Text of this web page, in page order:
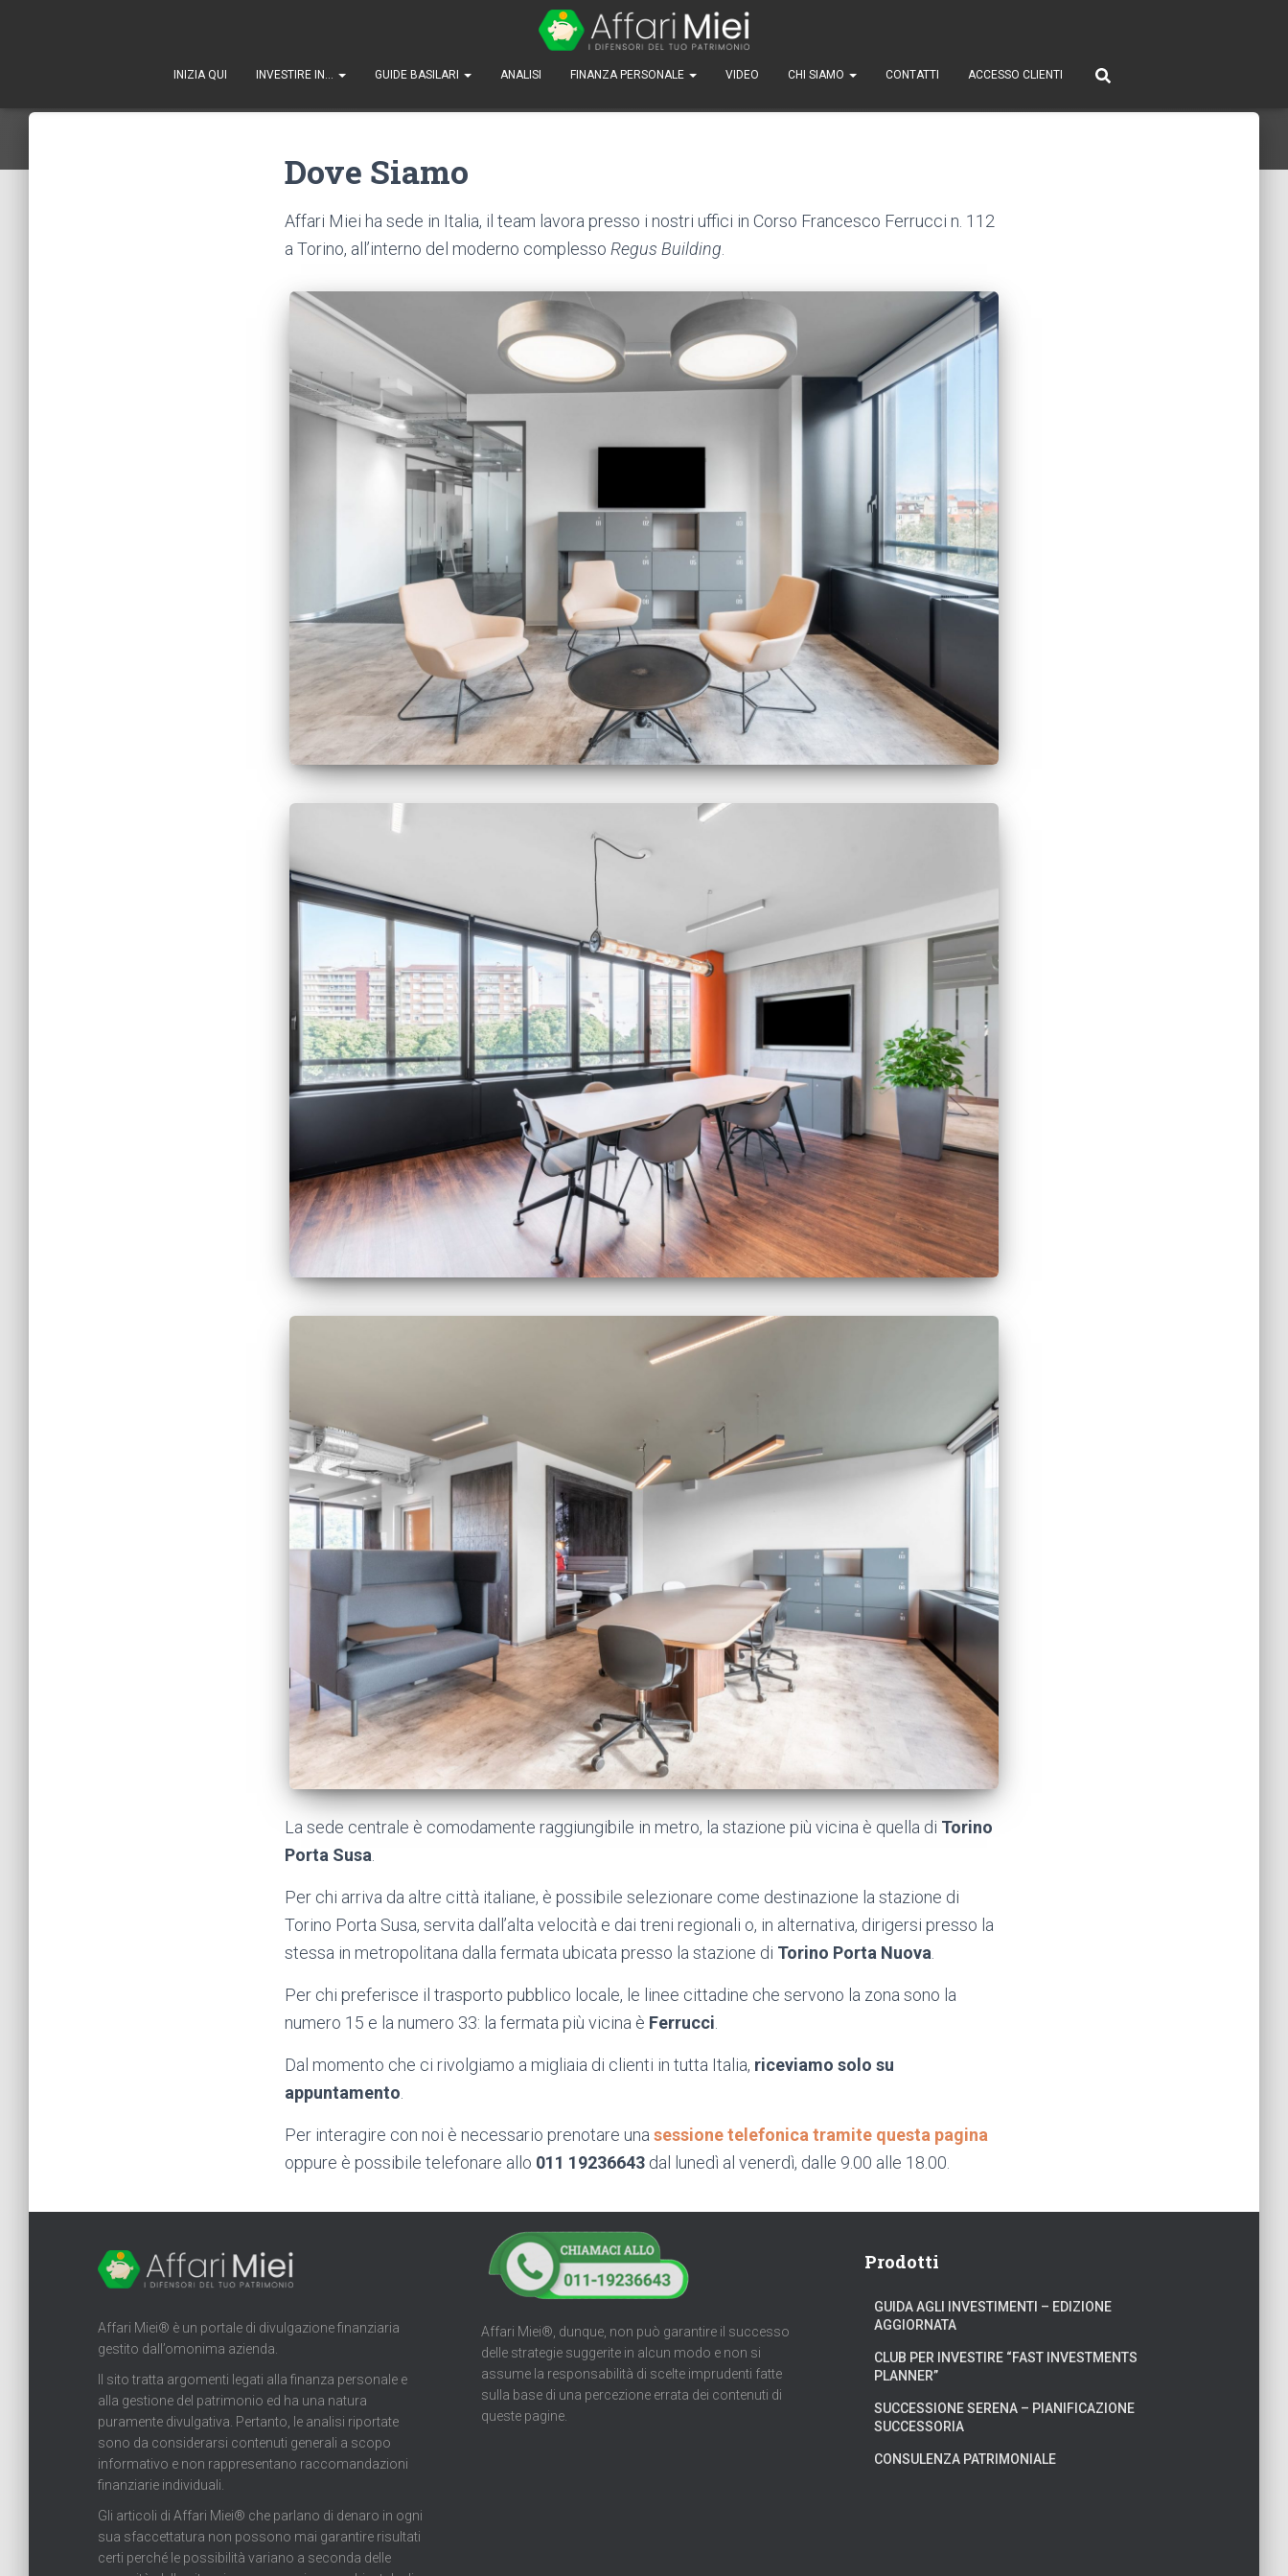
INIZIA QUI INVESTIRE IN… GUIDE BASILARI ANALISI FINANZA PERSONALE VIDEO CHI SIAMO CONTATTI ACCESSO CLIENTI
Dove Siamo
Affari Miei ha sede in Italia, il team lavora presso i nostri uffici in Corso Francesco Ferrucci n. 112
a Torino, all’interno del moderno complesso Regus Building
La sede centrale è comodamente raggiungibile in metro, la stazione più vicina è quella di Torino
Porta Susa
Per chi arriva da altre città italiane, è possibile selezionare come destinazione la stazione di
Torino Porta Susa, servita dall’alta velocità e dai treni regionali o, in alternativa, dirigersi presso la
stessa in metropolitana dalla fermata ubicata presso la stazione di Torino Porta Nuova
Per chi preferisce il trasporto pubblico locale, le linee cittadine che servono la zona sono la
numero 15 e la numero 33: la fermata più vicina è Ferrucci
Dal momento che ci rivolgiamo a migliaia di clienti in tutta Italia, riceviamo solo su
appuntamento
Per interagire con noi è necessario prenotare una sessione telefonica tramite questa pagina
oppure è possibile telefonare allo 011 19236643 dal lunedì al venerdì, dalle 9.00 alle 18.00.
Affari Miei® è un portale di divulgazione finanziaria
gestito dall’omonima azienda.
Il sito tratta argomenti legati alla finanza personale e
alla gestione del patrimonio ed ha una natura
puramente divulgativa. Pertanto, le analisi riportate
sono da considerarsi contenuti generali a scopo
informativo e non rappresentano raccomandazioni
finanziarie individuali.
Gli articoli di Affari Miei® che parlano di denaro in ogni
sua sfaccettatura non possono mai garantire risultati
certi perché le possibilità variano a seconda delle
Affari Miei®, dunque, non può garantire il successo
delle strategie suggerite in alcun modo e non si
assume la responsabilità di scelte imprudenti fatte
sulla base di una percezione errata dei contenuti di
queste pagine.
Prodotti
GUIDA AGLI INVESTIMENTI – EDIZIONE
AGGIORNATA
CLUB PER INVESTIRE “FAST INVESTMENTS
PLANNER”
SUCCESSIONE SERENA – PIANIFICAZIONE
SUCCESSORIA
CONSULENZA PATRIMONIALE